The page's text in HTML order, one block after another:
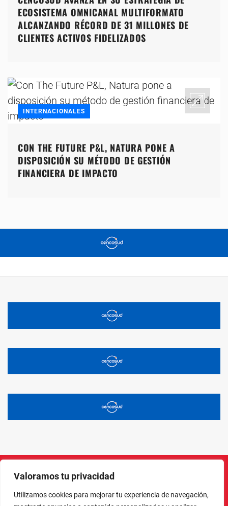
Valoramos tu privacidad
Utilizamos cookies para mejorar tu experiencia de navegación,
ECOSISTEMA OMNICANAL MULTIFORMATO
ALCANZANDO RÉCORD DE 31 MILLONES DE
CLIENTES ACTIVOS FIDELIZADOS
INTERNACIONALES
CON THE FUTURE P&L, NATURA PONE A
DISPOSICIÓN SU MÉTODO DE GESTIÓN
FINANCIERA DE IMPACTO
InstagramFacebook
X